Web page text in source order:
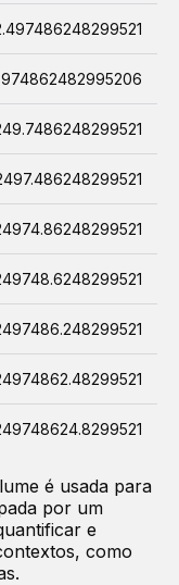
é usada para
por um
e
como